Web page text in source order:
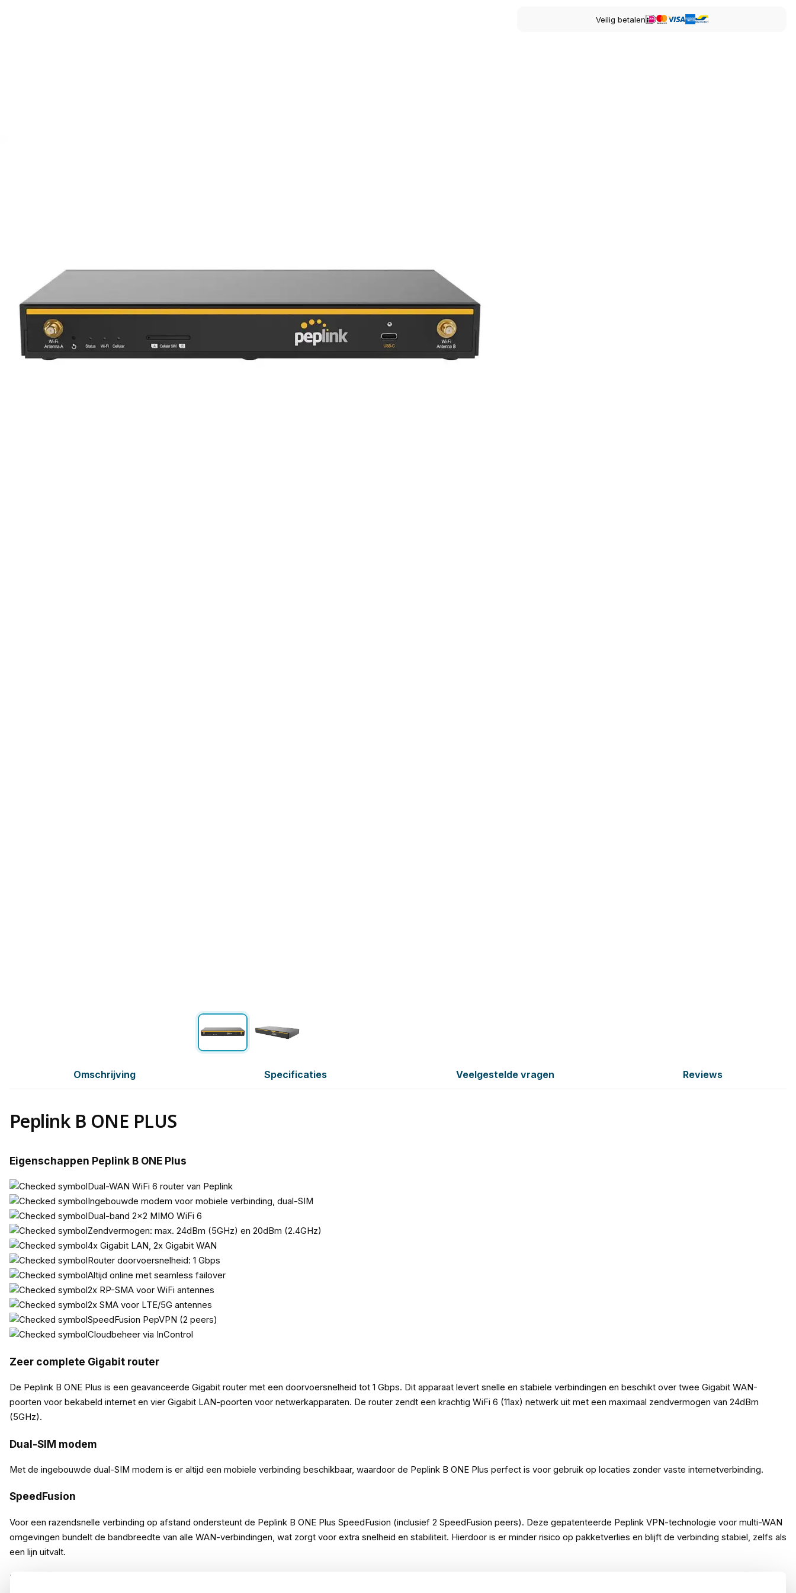
Veilig betalen
Omschrijving Specificaties Veelgestelde vragen Reviews
Peplink B ONE PLUS
Eigenschappen Peplink B ONE Plus
Dual-WAN WiFi 6 router van Peplink
Ingebouwde modem voor mobiele verbinding, dual-SIM
Dual-band 2x2 MIMO WiFi 6
Zendvermogen: max. 24dBm (5GHz) en 20dBm (2.4GHz)
4x Gigabit LAN, 2x Gigabit WAN
Router doorvoersnelheid: 1 Gbps
Altijd online met seamless failover
2x RP-SMA voor WiFi antennes
2x SMA voor LTE/5G antennes
SpeedFusion PepVPN (2 peers)
Cloudbeheer via InControl
Zeer complete Gigabit router
De Peplink B ONE Plus is een geavanceerde Gigabit router met een doorvoersnelheid tot 1 Gbps. Dit apparaat levert snelle en stabiele verbindingen en beschikt over twee Gigabit WAN-
poorten voor bekabeld internet en vier Gigabit LAN-poorten voor netwerkapparaten. De router zendt een krachtig WiFi 6 (11ax) netwerk uit met een maximaal zendvermogen van 24dBm
(5GHz).
Dual-SIM modem
Met de ingebouwde dual-SIM modem is er altijd een mobiele verbinding beschikbaar, waardoor de Peplink B ONE Plus perfect is voor gebruik op locaties zonder vaste internetverbinding.
SpeedFusion
Voor een razendsnelle verbinding op afstand ondersteunt de Peplink B ONE Plus SpeedFusion (inclusief 2 SpeedFusion peers). Deze gepatenteerde Peplink VPN-technologie voor multi-WAN
omgevingen bundelt de bandbreedte van alle WAN-verbindingen, wat zorgt voor extra snelheid en stabiliteit. Hierdoor is er minder risico op pakketverlies en blijft de verbinding stabiel, zelfs als
een lijn uitvalt.
Inhoud verpakking